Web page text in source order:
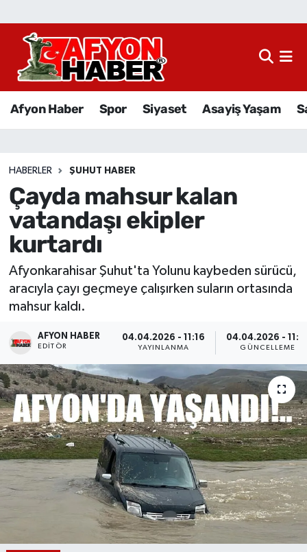
Afyon Haber Spor Siyaset Asayiş Yaşam
HABERLER ŞUHUT HABER
Çayda mahsur kalan
vatandaşı ekipler
kurtardı
Afyonkarahisar Şuhut'ta Yolunu kaybeden sürücü,
aracıyla çayı geçmeye çalışırken suların ortasında
mahsur kaldı.
AFYON HABER
EDITÖR
04.04.2026 - 11:16
YAYINLANMA
04.04.2026 -
GÜNCELLEME
Afyon Haber
Sağlık
Eğitim
Ekonomi
Magazin
Etkinlikler